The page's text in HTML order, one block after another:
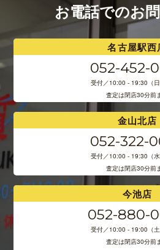
お電話でのお
名古屋駅西
052-452-
受付／10:00 - 19:30（日
査定は閉店30分前
金山北店
052-322-
受付／10:00 - 19:30（水
査定は閉店30分前
今池店
052-880-
受付／10:00 - 19:00（土
査定は閉店30分前